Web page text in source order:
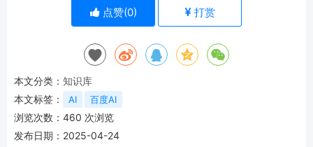
点赞(0) 打赏
本文分类： 知识库
本文标签：
AI 百度AI
浏览次数： 460 次浏览
发布日期：2025-04-24